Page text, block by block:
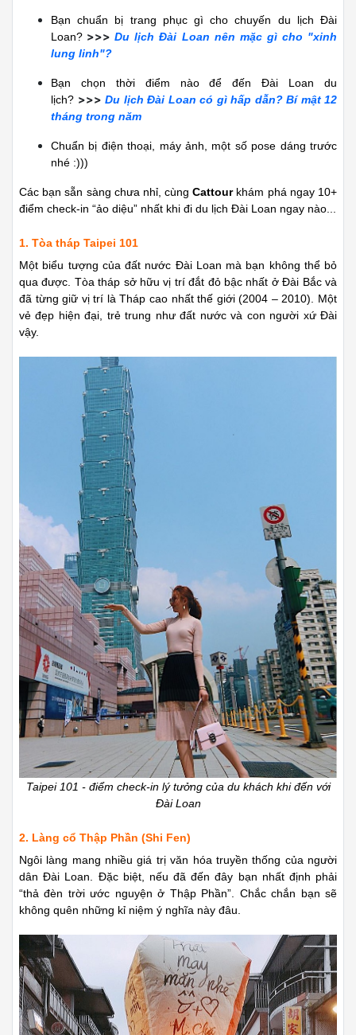
Bạn chuẩn bị trang phục gì cho chuyến du lịch Đài
Loan? >>>Du lịch Đài Loan nên mặc gì cho "xinh
lung linh"?
Bạn chọn thời điểm nào để đến Đài Loan du
lịch? >>> Du lịch Đài Loan có gì hấp dẫn? Bí mật 12
tháng trong năm
Chuẩn bị điện thoại, máy ảnh, một số pose dáng trước
nhé :)))
Các bạn sẵn sàng chưa nhỉ, cùngCattourkhám phá ngay 10+
điểm check-in “ảo diệu” nhất khi đi du lịch Đài Loan ngay nào...
1. Tòa tháp Taipei 101
Một biểu tượng của đất nước Đài Loan mà bạn không thể bỏ
qua được. Tòa tháp sở hữu vị trí đắt đỏ bậc nhất ở Đài Bắc và
đã từng giữ vị trí là Tháp cao nhất thế giới (2004 – 2010). Một
vẻ đẹp hiện đại, trẻ trung như đất nước và con người xứ Đài
vậy.
Taipei 101 - điểm check-in lý tưởng của du khách khi đến với
Đài Loan
2. Làng cổ Thập Phần (Shi Fen)
Ngôi làng mang nhiều giá trị văn hóa truyền thống của người
dân Đài Loan. Đặc biệt, nếu đã đến đây bạn nhất định phải
“thả đèn trời ước nguyện ở Thập Phần”. Chắc chắn bạn sẽ
không quên những kỉ niệm ý nghĩa này đâu.